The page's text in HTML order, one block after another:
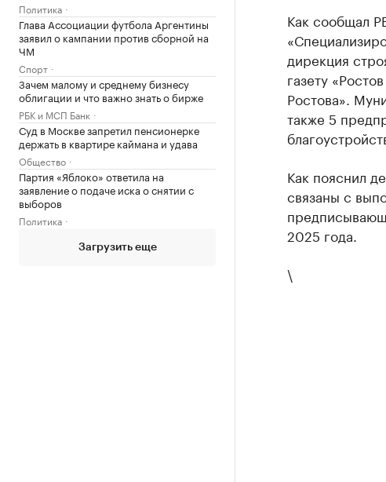
Политика
Глава Ассоциации футбола Аргентины
заявил о кампании против сборной на
ЧМ
Спорт
Зачем малому и среднему бизнесу
облигации и что важно знать о бирже
РБК и МСП Банк
Суд в Москве запретил пенсионерке
держать в квартире каймана и удава
Общество
Партия «Яблоко» ответила на
заявление о подаче иска о снятии с
выборов
Политика
Загрузить еще
Как сообщал
дирекция
газету
Ростова».
также 5
Как пояснил
связаны с
2025 года.
\